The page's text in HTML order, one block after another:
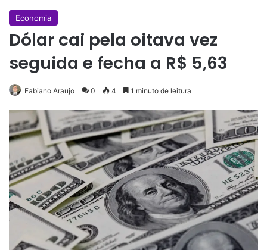
Economia
Dólar cai pela oitava vez
seguida e fecha a R$ 5,63
Fabiano Araujo 0 4 1 minuto de leitura